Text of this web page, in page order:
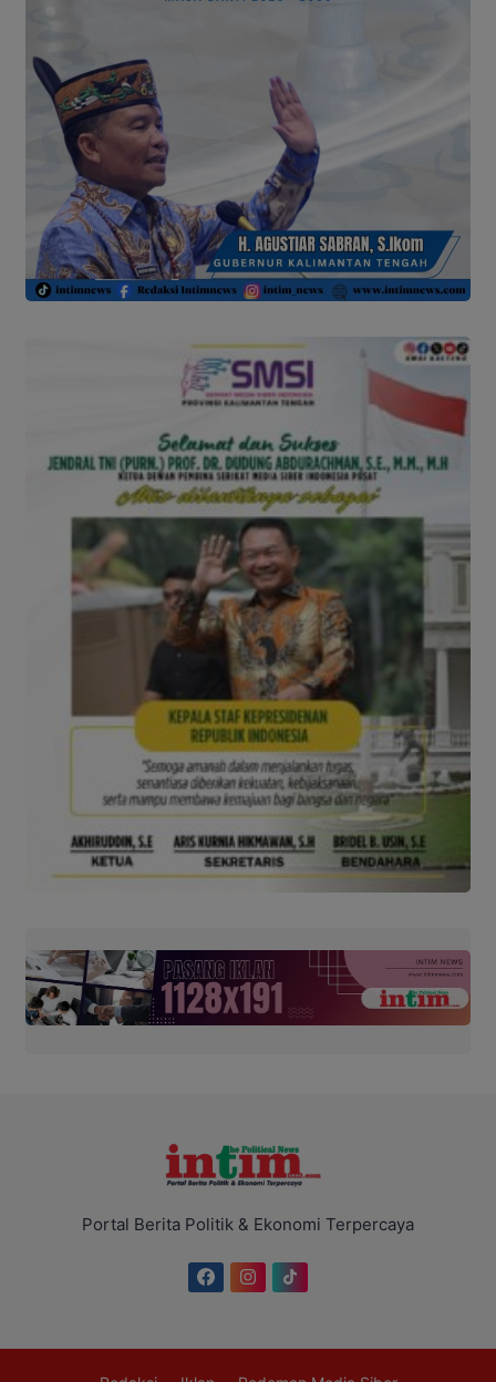
Portal Berita Politik & Ekonomi Terpercaya